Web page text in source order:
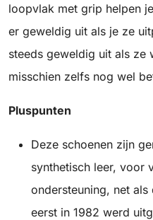
loopvlak met grip helpen
er geweldig uit als je ze
steeds geweldig uit als ze
misschien zelfs nog wel
Pluspunten
Deze schoenen zijn
synthetisch leer, voor
ondersteuning, net
eerst in 1982 werd